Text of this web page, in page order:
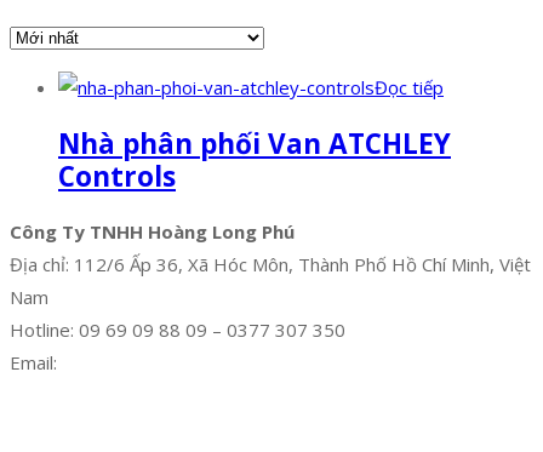
Đọc tiếp
Nhà phân phối Van ATCHLEY
Controls
Công Ty TNHH Hoàng Long Phú
Địa chỉ: 112/6 Ấp 36, Xã Hóc Môn, Thành Phố Hồ Chí Minh, Việt
Nam
Hotline: 09 69 09 88 09 – 0377 307 350
Email: